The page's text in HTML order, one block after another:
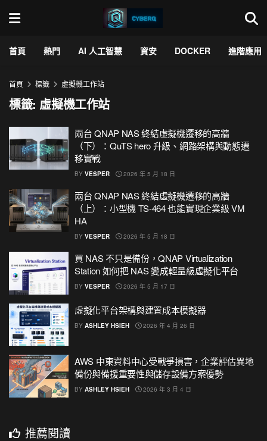
首頁 熱門 AI 人工智慧 資安 DOCKER 進階應用
首頁 標籤 虛擬機工作站
標籤: 虛擬機工作站
兩台 QNAP NAS 終結虛擬機遷移的高牆
（下）：QuTS hero 升級、網路架構與動態遷
移實戰
BY VESPER 2026 年 5 月 18 日
兩台 QNAP NAS 終結虛擬機遷移的高牆
（上）：小型機 TS-464 也能實現企業級 VM
HA
BY VESPER 2026 年 5 月 18 日
買 NAS 不只是備份，QNAP Virtualization
Station 如何把 NAS 變成輕量級虛擬化平台
BY VESPER 2026 年 5 月 17 日
虛擬化平台架構與建置成本模擬器
BY ASHLEY HSIEH 2026 年 4 月 26 日
AWS 中東資料中心受戰爭損害，企業評估異地
備份與備援重要性與儲存設備方案優勢
BY ASHLEY HSIEH 2026 年 3 月 4 日
推薦閱讀